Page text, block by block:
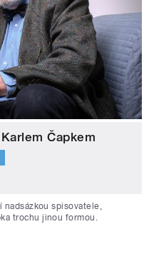
Čapkem
spisovatele,
trochu jinou formou.